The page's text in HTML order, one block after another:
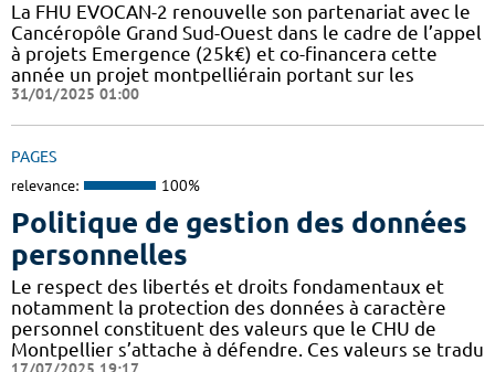
La FHU EVOCAN-2 renouvelle son partenariat avec le
Cancéropôle Grand Sud-Ouest dans le cadre de l’appel
à projets Emergence (25k€) et co-financera cette
année un projet montpelliérain portant sur les
31/01/2025 01:00
PAGES
relevance: 100%
Politique de gestion des données
personnelles
Le respect des libertés et droits fondamentaux et
notamment la protection des données à caractère
personnel constituent des valeurs que le CHU de
Montpellier s’attache à défendre. Ces valeurs se tradu